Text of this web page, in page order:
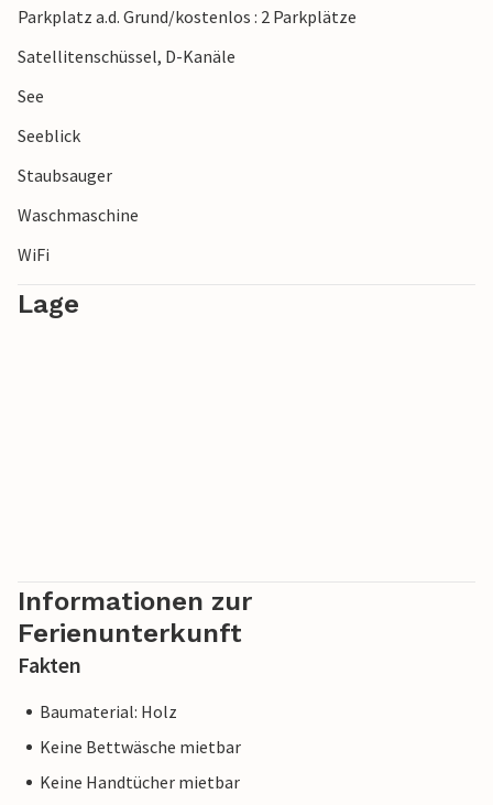
Parkplatz a.d. Grund/kostenlos : 2 Parkplätze
Satellitenschüssel, D-Kanäle
See
Seeblick
Staubsauger
Waschmaschine
WiFi
Lage
Informationen zur
Ferienunterkunft
Fakten
Baumaterial: Holz
Keine Bettwäsche mietbar
Keine Handtücher mietbar